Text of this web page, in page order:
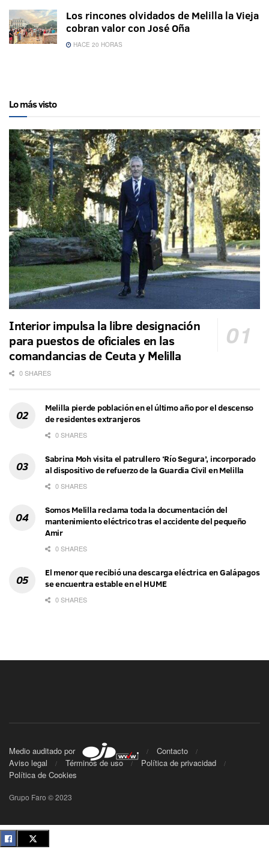
Los rincones olvidados de Melilla la Vieja
cobran valor con José Oña
HACE 20 HORAS
Lo más visto
Interior impulsa la libre designación
para puestos de oficiales en las
comandancias de Ceuta y Melilla
0 SHARES
Melilla pierde población en el último año por el descenso
de residentes extranjeros
0 SHARES
Sabrina Moh visita el patrullero ‘Río Segura’, incorporado
al dispositivo de refuerzo de la Guardia Civil en Melilla
0 SHARES
Somos Melilla reclama toda la documentación del
mantenimiento eléctrico tras el accidente del pequeño
Amir
0 SHARES
El menor que recibió una descarga eléctrica en Galápagos
se encuentra estable en el HUME
0 SHARES
Medio auditado por
Contacto
Aviso legal
Términos de uso
Política de privacidad
Política de Cookies
Grupo Faro © 2023